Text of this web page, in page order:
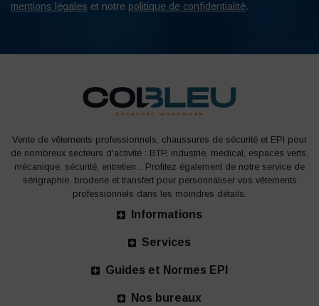
mentions légales et notre politique de confidentialité.
Vente de vêtements professionnels, chaussures de sécurité et EPI pour
de nombreux secteurs d'activité : BTP, industrie, médical, espaces verts,
mécanique, sécurité, entretien... Profitez également de notre service de
sérigraphie, broderie et transfert pour personnaliser vos vêtements
professionnels dans les moindres détails.
Informations
Services
Guides et Normes EPI
Nos bureaux